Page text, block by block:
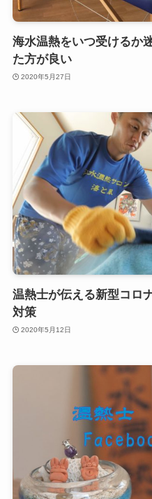
海水温熱をいつ受けるか
た方が良い
2020年5月27日
温熱士が伝える新型コロ
対策
2020年5月12日